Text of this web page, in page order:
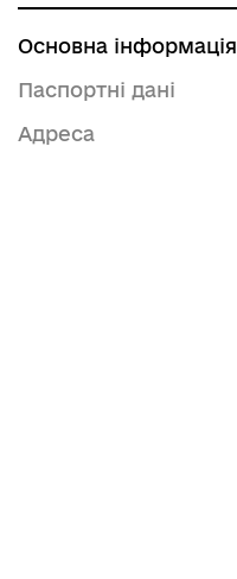
Основна інформація
Паспортні дані
Адреса